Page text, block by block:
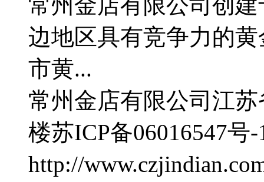
常州金店有限公司创
边地区具有竞争力的
市黄...
常州金店有限公司 江苏
楼苏ICP备06016547号-
http://